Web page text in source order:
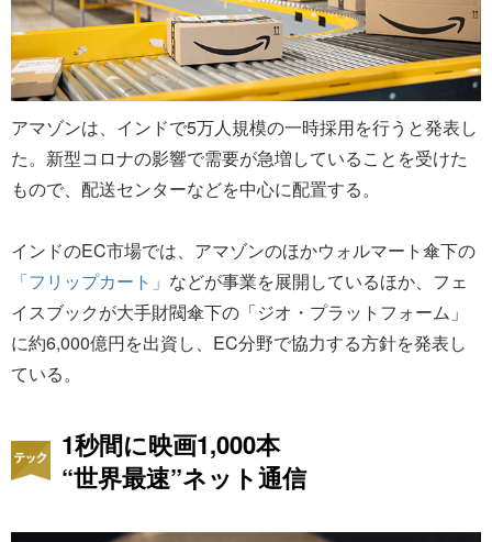
アマゾンは、インドで5万人規模の一時採用を行うと発表し
た。新型コロナの影響で需要が急増していることを受けた
もので、配送センターなどを中心に配置する。
インドのEC市場では、アマゾンのほかウォルマート傘下の
「フリップカート」 などが事業を展開しているほか、フェ
イスブックが大手財閥傘下の「ジオ・プラットフォーム」
に約6,000億円を出資し、EC分野で協力する方針を発表し
ている。
1秒間に映画1,000本
“世界最速”ネット通信